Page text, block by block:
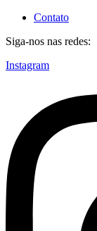
Contato
Siga-nos nas redes:
Instagram